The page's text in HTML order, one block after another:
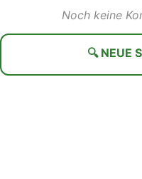
Noch keine
🔍 NEUE